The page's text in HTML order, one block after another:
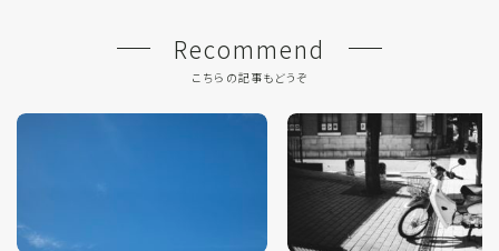
Recommend
こちらの記事もどうぞ